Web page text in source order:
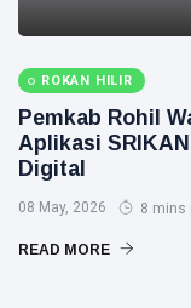
ROKAN HILIR
Pemkab Rohil
Aplikasi
Digital
08 May, 2026 8 mins
READ MORE